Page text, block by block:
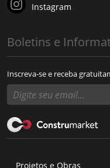
Instagram
Boletins e
Inscreva-se e receba
Projetos e Obras